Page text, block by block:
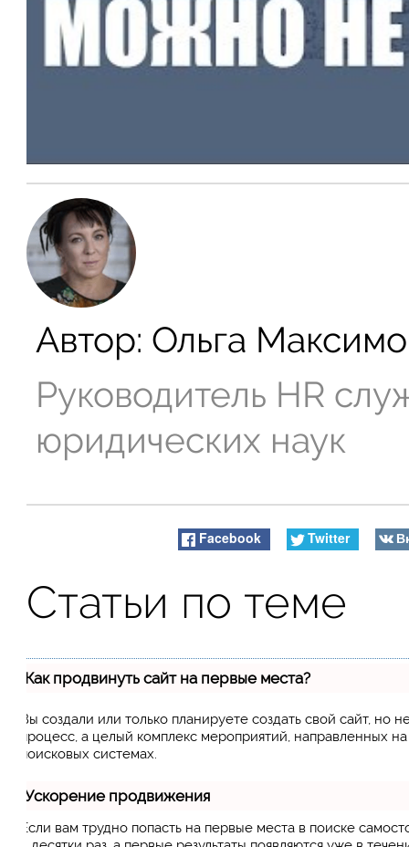
Автор: Ольга
Руководитель HR
юридических наук
Facebook Twitter
Статьи по теме
Как продвинуть сайт на первые места?
Вы создали или только планируете создать свой сайт, но
процесс, а целый комплекс мероприятий, направленных
поисковых системах.
Ускорение продвижения
Если вам трудно попасть на первые места в поиске